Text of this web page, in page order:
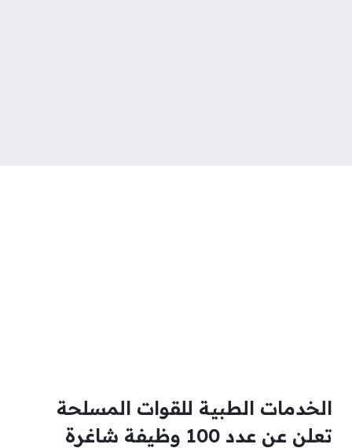
الخدمات الطبية للقوات المسلحة
تعلن عن عدد 100 وظيفة شاغرة